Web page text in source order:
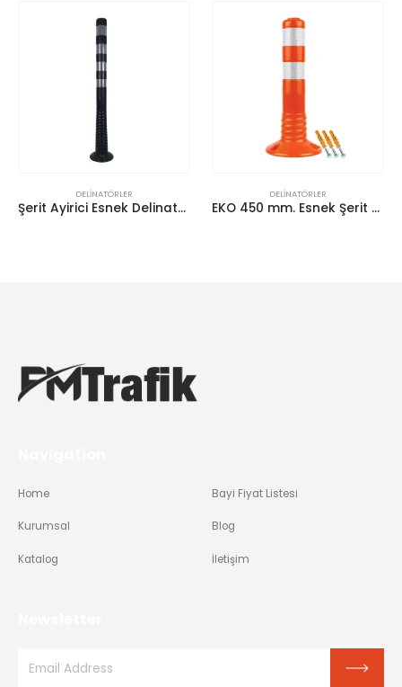
DELINATÖRLER
Şerit Ayirici Esnek Delinatör (Siyah 100Cm)
DELINATÖRLER
EKO 450 mm. Esnek Şerit Ayırıcı Delinatör (TPE)
Home
Kurumsal
Katalog
Bayi Fiyat Listesi
Blog
İletişim